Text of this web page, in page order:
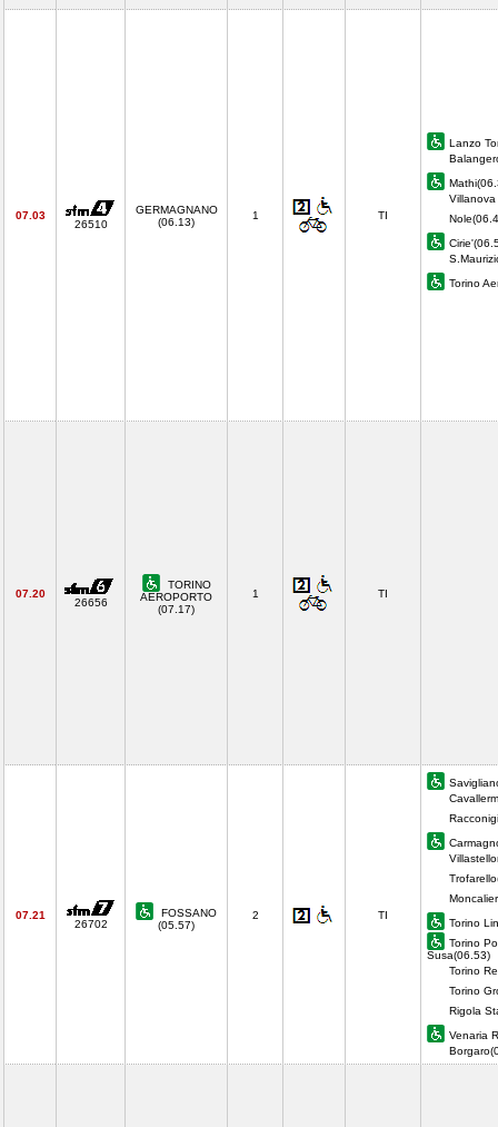
07.03
26510
GERMAGNANO
(06.13)
1 TI
Lanzo
Torino
07.20
26656
TORINO
AEROPORTO
(07.17)
1 TI
07.21
26702
FOSSANO
(05.57)
2 TI
Torino
Torino
Susa(06.53)
Torino
Torino
Rigola
Venaria